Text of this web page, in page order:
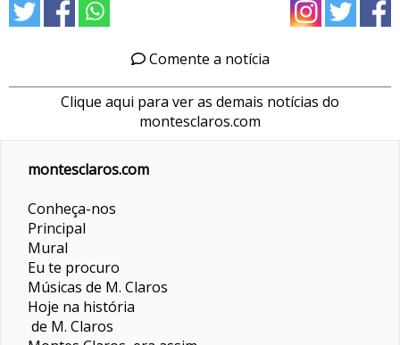
Comente a notícia
Clique aqui para ver as demais notícias do
montesclaros.com
montesclaros.com
Conheça-nos
Principal
Mural
Eu te procuro
Músicas de M. Claros
Hoje na história
de M. Claros